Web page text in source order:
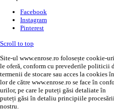
Facebook
Instagram
Pinterest
Scroll to top
Site-ul www.enrose.ro folosește cookie-
le oferă, conform cu prevederile politicii
termenii de stocare sau acces la cookies
lor de către www.enrose.ro se face în
urilor, pe care le puteți găsi detaliate în
puteți găsi în detaliu principiile
nostru.